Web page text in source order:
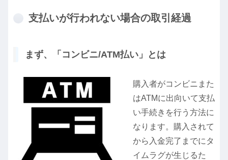
支払いが行われない場合の取引経過
まず、「コンビニ/ATM払い」とは
購入者がコンビニまた
はATMに出向いて支払
い手続きを行う方法に
なります。購入されて
から入金完了までにタ
イムラグが生じるた